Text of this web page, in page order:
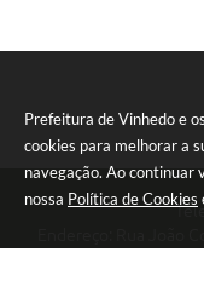
Prefeitura de Vinhedo e
cookies para melhorar a
navegação. Ao continuar
nossa Política de Cookies
Endereço: Rua João